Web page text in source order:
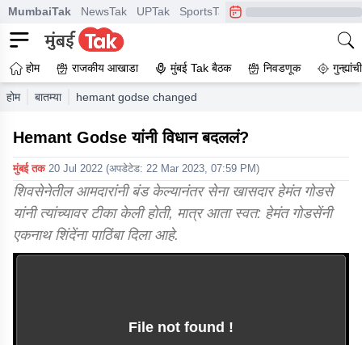
MumbaiTak NewsTak UPTak SportsTak CrimeTak
होम राजकीय आखाडा मुंबई Tak बैठक निवडणूक
होम बातम्या hemant godse changed his statement
Hemant Godse यांनी विधान बदललं?
मुंबई तक 20 Jul 2022 (अपडेटेड: 22 Mar 2023, 07:59 PM)
शिवसेनेतील आमदारांनी बंड केल्यानंतर सेना खासदार हेमंत गोडसे
यांनी त्यांच्यावर टीका केली होती, मात्र आता स्वत: हेमंत गोडसेंनी
एकनाथ शिंदेंना पाठिंबा दिला आहे.
This video file cannot
File not found !